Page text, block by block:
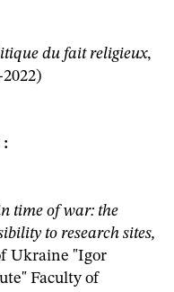
du fait religieux,
time of war: the
to research sites,
Ukraine "Igor
Faculty of